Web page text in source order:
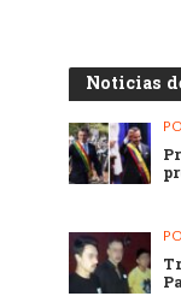
Noticias